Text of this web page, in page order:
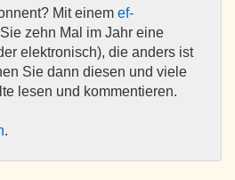
Mit einem ef-
zehn Mal im Jahr eine
elektronisch), die anders ist
Sie dann diesen und viele
lesen und kommentieren.
.